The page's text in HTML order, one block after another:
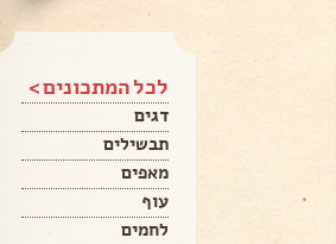
לכל המתכונים >
דגים
תבשילים
מאפים
עוף
לחמים